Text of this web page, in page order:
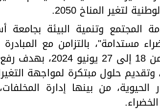
لتغير المناخ 2050.
المجتمع وتنمية البيئة
مستدامة"، بالتزامن مع
الذكية، خلال الفترة
وتقديم حلول مبتكرة لمواجهة
من بينها إدارة